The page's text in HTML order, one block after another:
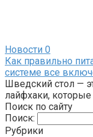
Новости 0
Как правильно
системе все
Шведский стол —
лайфхаки,
Поиск по сайту
Поиск:
Рубрики